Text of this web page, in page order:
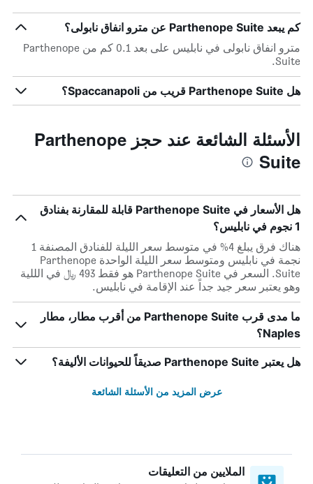
كم يبعد Parthenope Suite عن مترو انفاق نابولى؟
مترو انفاق نابولى في نابليس على بعد 0.1 كم من Parthenope
Suite.
هل Parthenope Suite قريب من Spaccanapoli؟
الأسئلة الشائعة عند حجز Parthenope
Suite
هل الأسعار في Parthenope Suite قابلة للمقارنة بفنادق
1 نجوم في نابليس؟
هناك فرق يبلغ 4% في متوسط ​​سعر الليلة للفنادق المصنفة 1
نجمة في نابليس ومتوسط ​​سعر الليلة الواحدة Parthenope
Suite. السعر في Parthenope Suite هو فقط 493 ﷼ في الللية
وهو يعتبر سعر جيد جداً عند الإقامة في نابليس.
ما مدى قرب Parthenope Suite من أقرب مطار، مطار
Naples؟
هل يعتبر Parthenope Suite صديقاً للحيوانات الأليفة؟
عرض المزيد من الأسئلة الشائعة
الملايين من التعليقات